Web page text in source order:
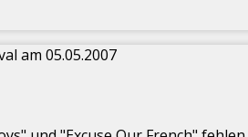
am 05.05.2007